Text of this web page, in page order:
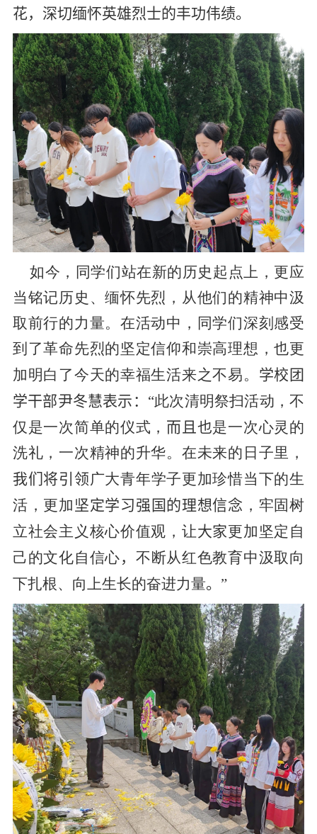
花，深切缅怀英雄烈士的丰功伟绩。
如今，同学们站在新的历史起点上，更应
当铭记历史、缅怀先烈，从他们的精神中汲
取前行的力量。在活动中，同学们深刻感受
到了革命先烈的坚定信仰和崇高理想，也更
加明白了今天的幸福生活来之不易。 学校团
学干部尹冬慧表示： “此次清明祭扫活动，不
仅是一次简单的仪式， 而且也是一次心灵的
洗礼，一次精神的升华。在未来的日子里，
我们将引领广大青年学子更加珍惜当下的生
活，更加 坚定学习强国的理想信念 ，牢固树
立社会主义核心价值观，让大家更加坚定自
己的文化自信心， 不断从红色教育中汲取向
下扎根、向上生长的奋进力量。 ”